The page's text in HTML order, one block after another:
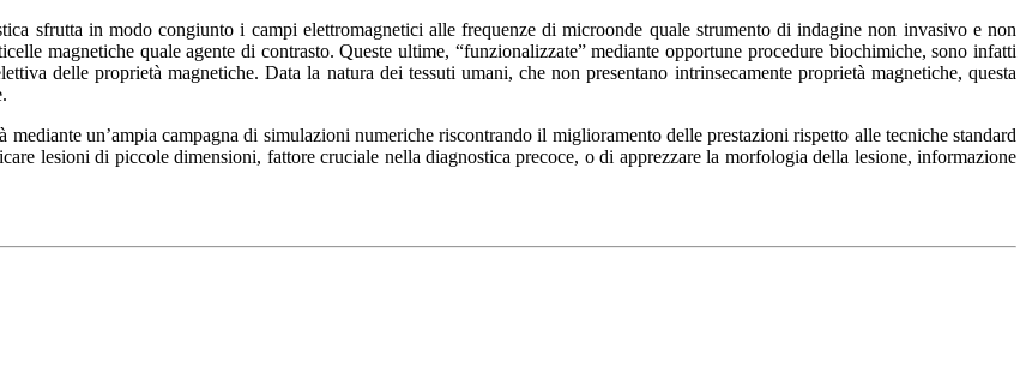
sfrutta in modo congiunto i campi elettromagnetici alle frequenze di microonde quale strumento di indagine non invasivo e non
magnetiche quale agente di contrasto. Queste ultime, “funzionalizzate” mediante opportune procedure biochimiche, sono infatti
delle proprietà magnetiche. Data la natura dei tessuti umani, che non presentano intrinsecamente proprietà magnetiche, questa
un’ampia campagna di simulazioni numeriche riscontrando il miglioramento delle prestazioni rispetto alle tecniche standard
lesioni di piccole dimensioni, fattore cruciale nella diagnostica precoce, o di apprezzare la morfologia della lesione, informazione